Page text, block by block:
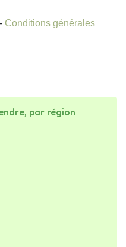
- Conditions générales
par région